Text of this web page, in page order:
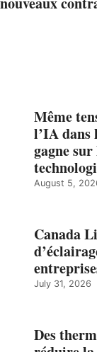
Même
l’IA
gagne
August 5,
Canada
July 31, 2026
Des